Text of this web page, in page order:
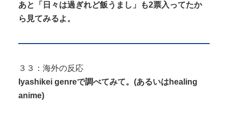
あと「日々は過ぎれど飯うまし」も2票入ってたか
ら見てみるよ 。
３３：海外の反応
Iyashikei genreで調べてみて。(あるいはhealing
anime)